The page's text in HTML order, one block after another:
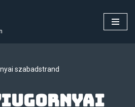
szabadstrand